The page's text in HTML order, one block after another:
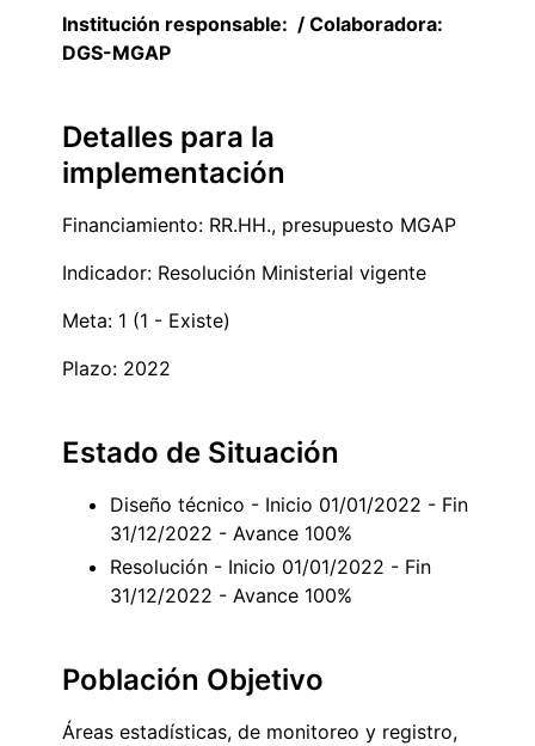
Institución responsable: / Colaboradora:
DGS-MGAP
Detalles para la
implementación
Financiamiento: RR.HH., presupuesto MGAP
Indicador: Resolución Ministerial vigente
Meta: 1 (1 - Existe)
Plazo: 2022
Estado de Situación
Diseño técnico - Inicio 01/01/2022 - Fin
31/12/2022 - Avance 100%
Resolución - Inicio 01/01/2022 - Fin
31/12/2022 - Avance 100%
Población Objetivo
Áreas estadísticas, de monitoreo y registro,